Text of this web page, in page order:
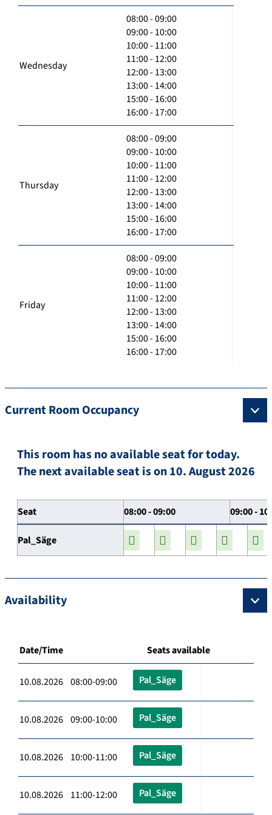
Wednesday
08:00 - 09:00
09:00 - 10:00
10:00 - 11:00
11:00 - 12:00
12:00 - 13:00
13:00 - 14:00
15:00 - 16:00
16:00 - 17:00
Thursday
08:00 - 09:00
09:00 - 10:00
10:00 - 11:00
11:00 - 12:00
12:00 - 13:00
13:00 - 14:00
15:00 - 16:00
16:00 - 17:00
Friday
08:00 - 09:00
09:00 - 10:00
10:00 - 11:00
11:00 - 12:00
12:00 - 13:00
13:00 - 14:00
15:00 - 16:00
16:00 - 17:00
Current Room Occupancy
This room has no available seat for today.
The next available seat is on 10. August 2026
Seat 08:00 - 09:00 09:00 -
Pal_Säge
Availability
Date/Time Seats available
10.08.2026 08:00-09:00 Pal_Säge
10.08.2026 09:00-10:00 Pal_Säge
10.08.2026 10:00-11:00 Pal_Säge
10.08.2026 11:00-12:00 Pal_Säge